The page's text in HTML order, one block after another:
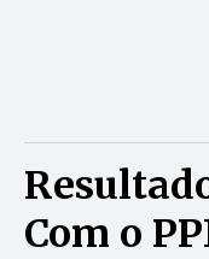
Com o